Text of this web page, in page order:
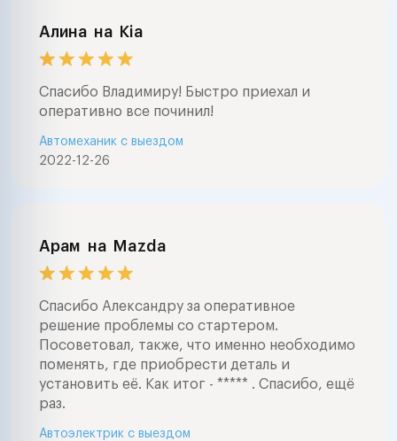
Алина на Kia
Спасибо Владимиру! Быстро приехал и
оперативно все починил!
2022-12-26
Автомеханик с выездом
Арам на Mazda
Спасибо Александру за оперативное
решение проблемы со стартером.
Посоветовал, также, что именно необходимо
поменять, где приобрести деталь и
установить её. Как итог - ***** . Спасибо, ещё
раз.
Автоэлектрик с выездом